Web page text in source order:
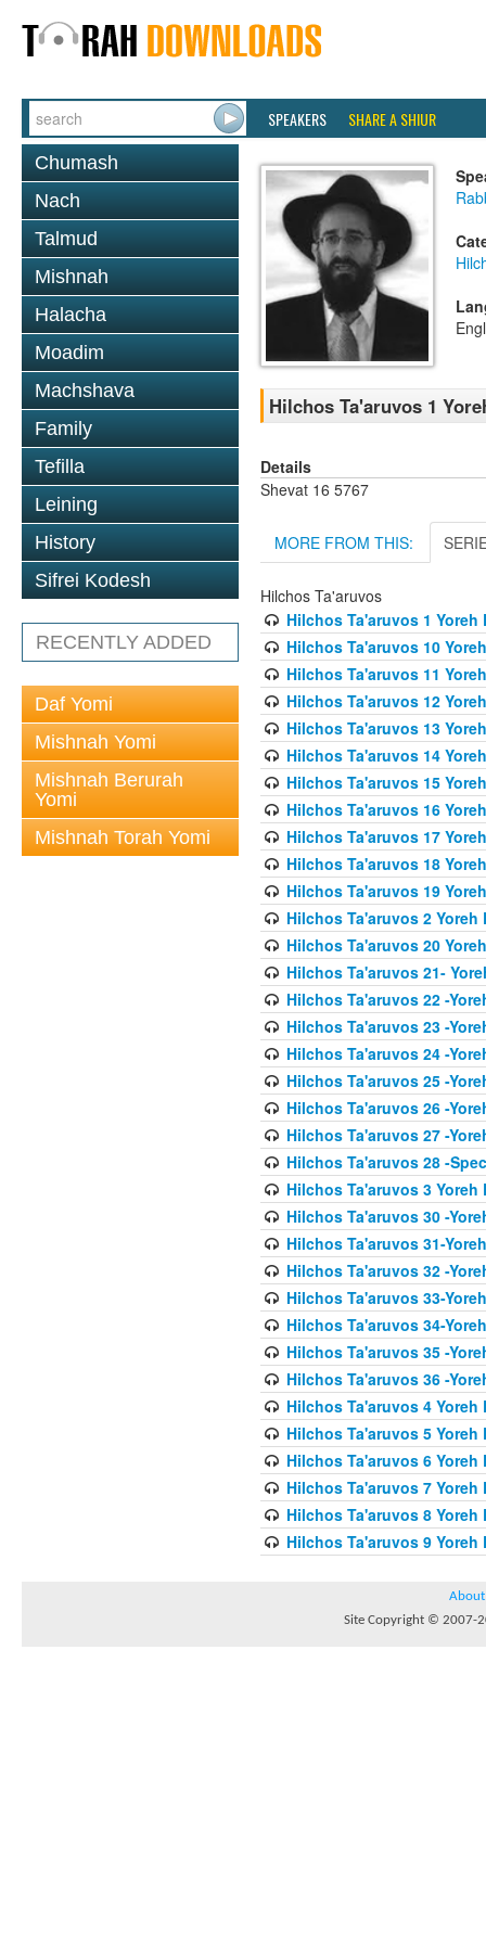
SPEAKERS SHARE A SHIUR
Chumash
Nach
Talmud
Mishnah
Halacha
Moadim
Machshava
Family
Tefilla
Leining
History
Sifrei Kodesh
RECENTLY ADDED
Daf Yomi
Mishnah Yomi
Mishnah Berurah
Yomi
Mishnah Torah Yomi
Hilchos Ta'aruvos 1
Details
Shevat 16 5767
MORE FROM THIS:
Hilchos Ta'aruvos
Hilchos Ta'aruvos 1 Yoreh
Hilchos Ta'aruvos 10
Hilchos Ta'aruvos 11
Hilchos Ta'aruvos 12
Hilchos Ta'aruvos 13
Hilchos Ta'aruvos 14
Hilchos Ta'aruvos 15
Hilchos Ta'aruvos 16
Hilchos Ta'aruvos 17
Hilchos Ta'aruvos 18
Hilchos Ta'aruvos 19
Hilchos Ta'aruvos 2 Yoreh
Hilchos Ta'aruvos 20
Hilchos Ta'aruvos 21-
Hilchos Ta'aruvos 22 -
Hilchos Ta'aruvos 23 -
Hilchos Ta'aruvos 24 -
Hilchos Ta'aruvos 25 -
Hilchos Ta'aruvos 26 -
Hilchos Ta'aruvos 27 -
Hilchos Ta'aruvos 28 -
Hilchos Ta'aruvos 3 Yoreh
Hilchos Ta'aruvos 30 -
Hilchos Ta'aruvos 31-
Hilchos Ta'aruvos 32 -
Hilchos Ta'aruvos 33-
Hilchos Ta'aruvos 34-
Hilchos Ta'aruvos 35 -
Hilchos Ta'aruvos 36 -
Hilchos Ta'aruvos 4 Yoreh
Hilchos Ta'aruvos 5 Yoreh
Hilchos Ta'aruvos 6 Yoreh
Hilchos Ta'aruvos 7 Yoreh
Hilchos Ta'aruvos 8 Yoreh
Hilchos Ta'aruvos 9 Yoreh
About
Site Copyright © 2007-